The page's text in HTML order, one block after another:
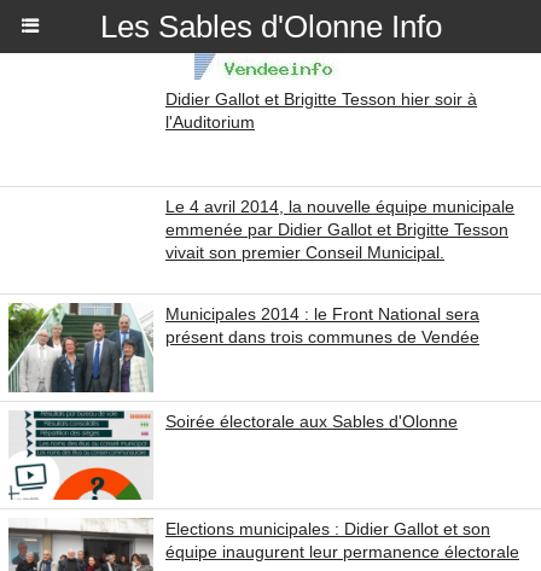
Les Sables d'Olonne Info
Didier Gallot et Brigitte Tesson hier soir à
l'Auditorium
Le 4 avril 2014, la nouvelle équipe municipale
emmenée par Didier Gallot et Brigitte Tesson
vivait son premier Conseil Municipal.
Municipales 2014 : le Front National sera
présent dans trois communes de Vendée
Soirée électorale aux Sables d'Olonne
Elections municipales : Didier Gallot et son
équipe inaugurent leur permanence électorale